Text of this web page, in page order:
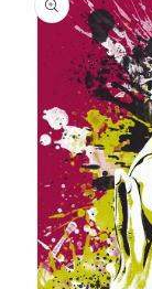
sul prodotto